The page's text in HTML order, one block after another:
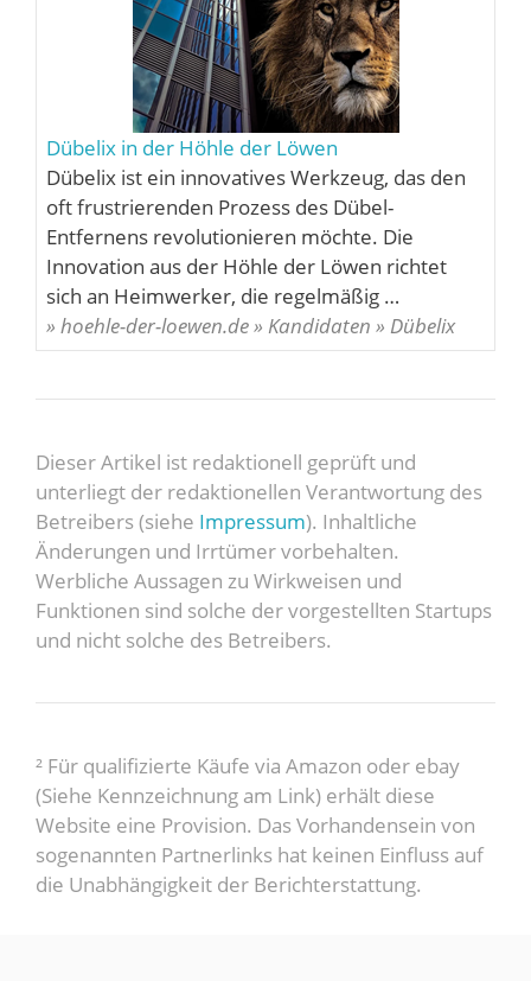
Dübelix in der Höhle der Löwen
Dübelix ist ein innovatives Werkzeug, das den
oft frustrierenden Prozess des Dübel-
Entfernens revolutionieren möchte. Die
Innovation aus der Höhle der Löwen richtet
sich an Heimwerker, die regelmäßig …
» hoehle-der-loewen.de » Kandidaten » Dübelix
Dieser Artikel ist redaktionell geprüft und
unterliegt der redaktionellen Verantwortung des
Betreibers (siehe Impressum). Inhaltliche
Änderungen und Irrtümer vorbehalten.
Werbliche Aussagen zu Wirkweisen und
Funktionen sind solche der vorgestellten Startups
und nicht solche des Betreibers.
² Für qualifizierte Käufe via Amazon oder ebay
(Siehe Kennzeichnung am Link) erhält diese
Website eine Provision. Das Vorhandensein von
sogenannten Partnerlinks hat keinen Einfluss auf
die Unabhängigkeit der Berichterstattung.